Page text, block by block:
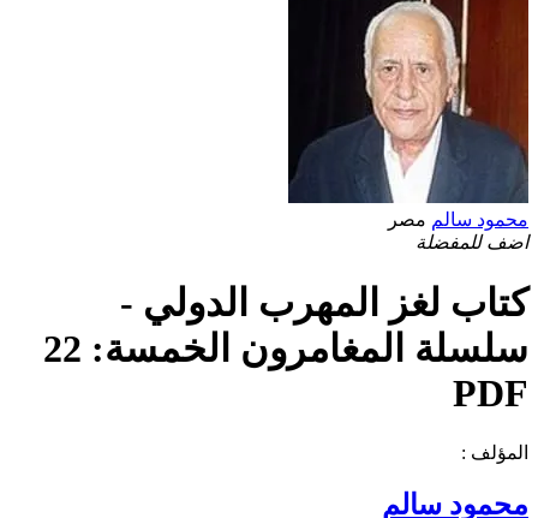
محمود سالم مصر
اضف للمفضلة
كتاب لغز المهرب الدولي -
سلسلة المغامرون الخمسة: 22
PDF
المؤلف :
محمود سالم